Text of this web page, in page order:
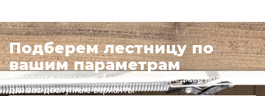
Подберем лестницу по
вашим параметрам
Заполните короткую форму и наш менеджер подберет
для вас доступные варианты